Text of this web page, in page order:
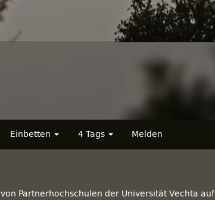
Einbetten 4 Tags Melden
von Partnerhochschulen der Universität Vechta auf